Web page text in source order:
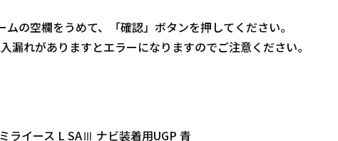
ムの空欄をうめて、「確認」ボタンを押してください。
漏れがありますとエラーになりますのでご注意ください。
ライース L SAⅢ ナビ装着用UGP 青